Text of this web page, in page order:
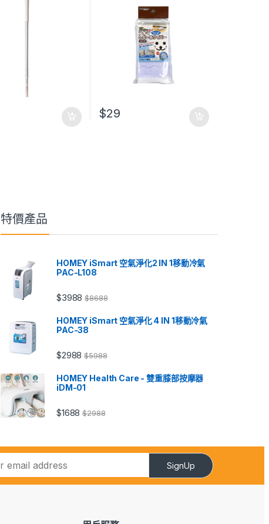
$29
特價產品
HOMEY iSmart 空氣淨化2 IN 1移動冷氣
PAC-L108
$3988 $8688
HOMEY iSmart 空氣淨化 4 IN 1移動冷氣
PAC-38
$2988 $5988
HOMEY Health Care - 雙重膝部按摩器
iDM-01
$1688 $2988
SignUp